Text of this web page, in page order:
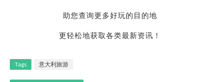
助您查询更多好玩的目的地
更轻松地获取各类最新资讯！
Tags 意大利旅游